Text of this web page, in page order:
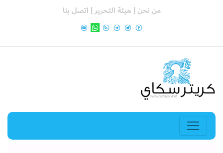
من نحن | هيئة التحرير | اتصل بنا